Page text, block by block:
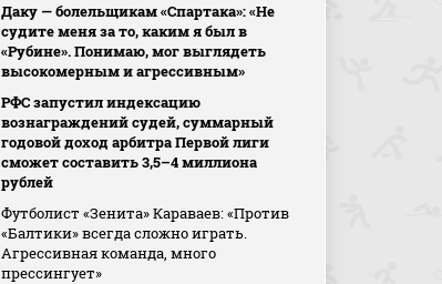
Даку — болельщикам «Спартака»: «Не
судите меня за то, каким я был в
«Рубине». Понимаю, мог выглядеть
высокомерным и агрессивным»
РФС запустил индексацию
вознаграждений судей, суммарный
годовой доход арбитра Первой лиги
сможет составить 3,5–4 миллиона
рублей
Футболист «Зенита» Караваев: «Против
«Балтики» всегда сложно играть.
Агрессивная команда, много
прессингует»